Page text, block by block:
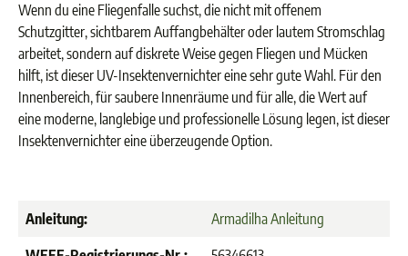
Wenn du eine Fliegenfalle suchst, die nicht mit offenem
Schutzgitter, sichtbarem Auffangbehälter oder lautem Stromschlag
arbeitet, sondern auf diskrete Weise gegen Fliegen und Mücken
hilft, ist dieser UV-Insektenvernichter eine sehr gute Wahl. Für den
Innenbereich, für saubere Innenräume und für alle, die Wert auf
eine moderne, langlebige und professionelle Lösung legen, ist dieser
Insektenvernichter eine überzeugende Option.
Anleitung:
Armadilha Anleitung